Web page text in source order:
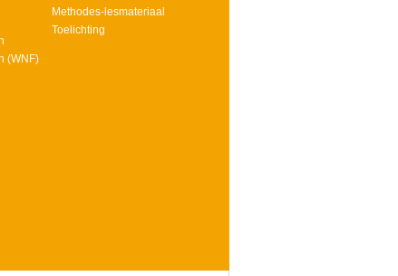
(WNF)
Methodes-lesmateriaal
Toelichting